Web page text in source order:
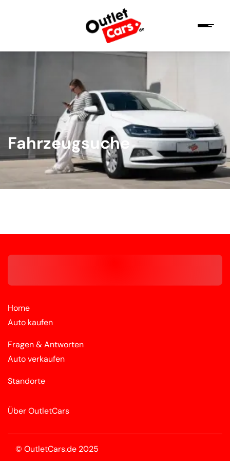
Fahrzeugsuche
Home
Auto kaufen
Fragen & Antworten
Auto verkaufen
Standorte
Über OutletCars
© OutletCars.de 2025